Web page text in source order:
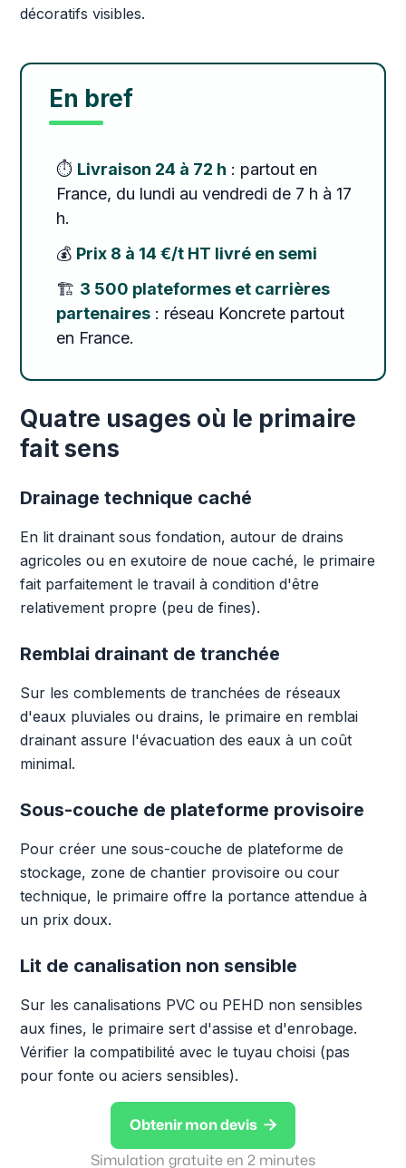
décoratifs visibles.
En bref
⏱️ Livraison 24 à 72 h : partout en
France, du lundi au vendredi de 7 h à 17
h.
💰 Prix 8 à 14 €/t HT livré en semi
🏗️ 3 500 plateformes et carrières
partenaires : réseau Koncrete partout
en France.
Quatre usages où le primaire
fait sens
Drainage technique caché
En lit drainant sous fondation, autour de drains
agricoles ou en exutoire de noue caché, le primaire
fait parfaitement le travail à condition d'être
relativement propre (peu de fines).
Remblai drainant de tranchée
Sur les comblements de tranchées de réseaux
d'eaux pluviales ou drains, le primaire en remblai
drainant assure l'évacuation des eaux à un coût
minimal.
Sous-couche de plateforme provisoire
Pour créer une sous-couche de plateforme de
stockage, zone de chantier provisoire ou cour
technique, le primaire offre la portance attendue à
un prix doux.
Lit de canalisation non sensible
Sur les canalisations PVC ou PEHD non sensibles
aux fines, le primaire sert d'assise et d'enrobage.
Vérifier la compatibilité avec le tuyau choisi (pas
pour fonte ou aciers sensibles).
Obtenir mon devis 
Simulation gratuite en 2 minutes